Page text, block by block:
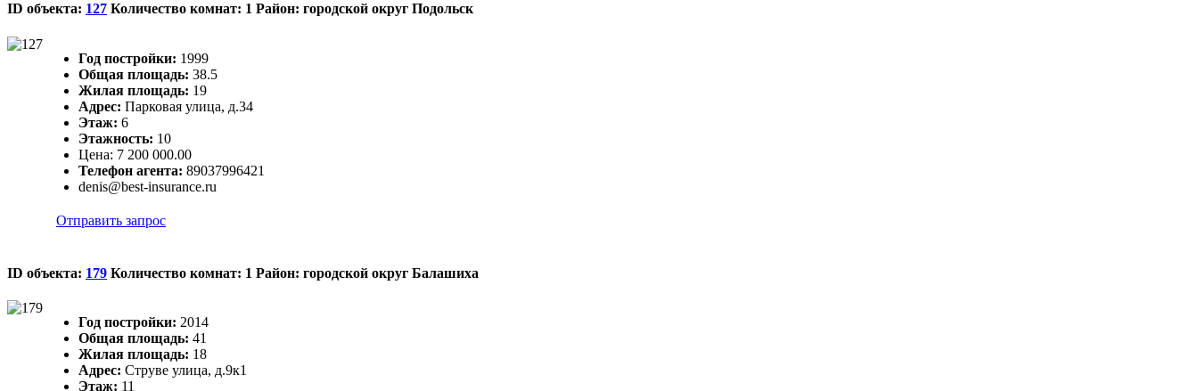
ID объекта: 127 Количество комнат: 1 Район: городской округ Подольск
Год постройки: 1999
Общая площадь: 38.5
Жилая площадь: 19
Адрес: Парковая улица, д.34
Этаж: 6
Этажность: 10
Цена: 7 200 000.00
Телефон агента: 89037996421
denis@best-insurance.ru
Отправить запрос
ID объекта: 179 Количество комнат: 1 Район: городской округ Балашиха
Год постройки: 2014
Общая площадь: 41
Жилая площадь: 18
Адрес: Струве улица, д.9к1
Этаж: 11